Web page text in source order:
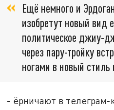
Ещё немного и
изобретут новый вид
политическое джиу-
через пару-тройку
ногами в новый стиль
- ёрничают в телеграм-